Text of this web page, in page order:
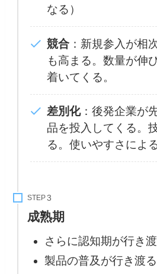
なる）
競合 ：新規参入が相
も高まる。数量が伸
着いてくる。
差別化：後発企業が
品を投入してくる。
る。使いやすさによ
STEP
成熟期
さらに認知期が行き
製品の普及が行き渡る